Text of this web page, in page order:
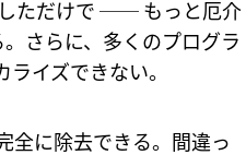
ただけで ── もっと厄介
さらに、多くのプログラ
イズできない。
全に除去できる。間違っ